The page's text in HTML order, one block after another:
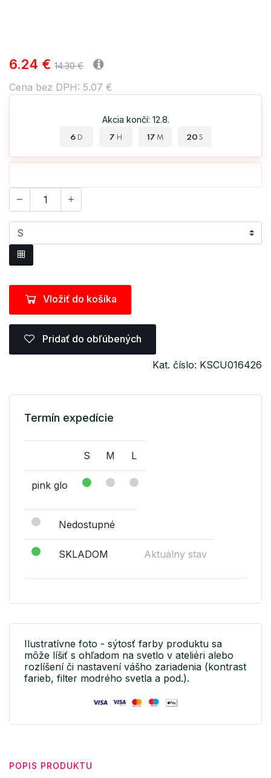
6.24 € 14.30 €
Cena bez DPH: 5.07 €
Akcia končí: 12.8.
6 D 7 H 17 M 20 S
Vložiť do košíka
Pridať do obľúbených
Kat. číslo: KSCU016426
Termín expedície
S M L
pink glo
Nedostupné
SKLADOM Aktuálny stav
Ilustratívne foto - sýtosť farby produktu sa
môže líšiť s ohľadom na svetlo v ateliéri alebo
rozlíšení či nastavení vášho zariadenia (kontrast
farieb, filter modrého svetla a pod.).
POPIS PRODUKTU